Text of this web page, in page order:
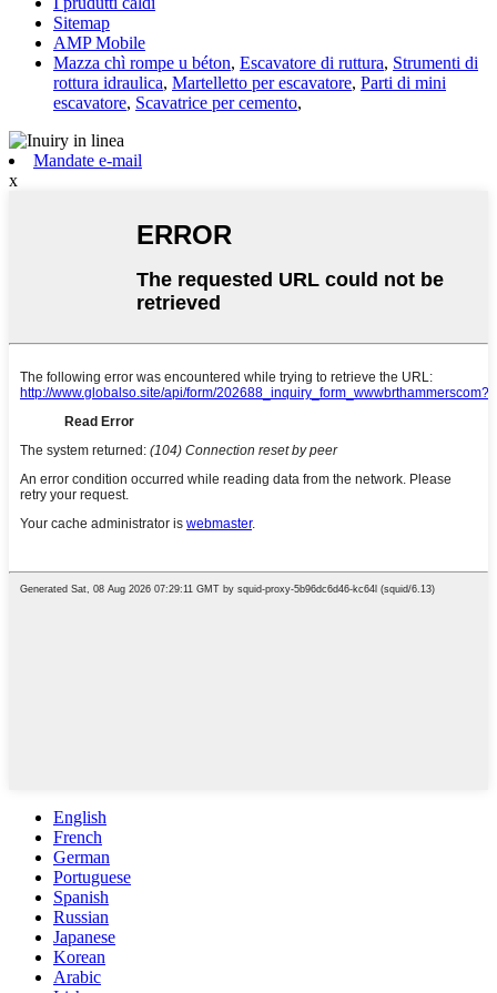
Sitemap
AMP Mobile
Mazza chì rompe u béton, Escavatore di ruttura, Strumenti di
rottura idraulica, Martelletto per escavatore, Parti di mini
escavatore, Scavatrice per cemento,
Mandate e-mail
x
English
French
German
Portuguese
Spanish
Russian
Japanese
Korean
Arabic